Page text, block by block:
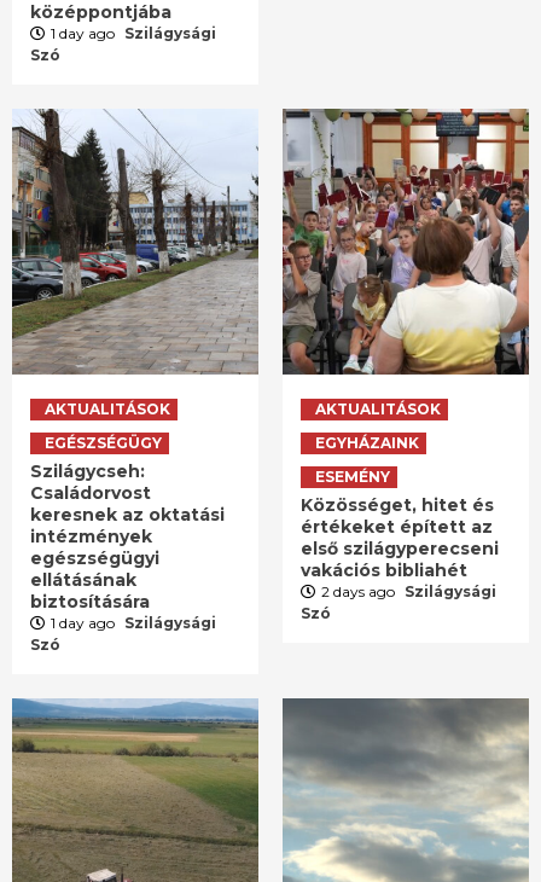
középpontjába
1 day ago Szilágysági
Szó
AKTUALITÁSOK
EGÉSZSÉGÜGY
Szilágycseh:
Családorvost
keresnek az oktatási
intézmények
egészségügyi
ellátásának
biztosítására
1 day ago Szilágysági
Szó
AKTUALITÁSOK
EGYHÁZAINK
ESEMÉNY
Közösséget, hitet és
értékeket épített az
első szilágyperecseni
vakációs bibliahét
2 days ago Szilágysági
Szó